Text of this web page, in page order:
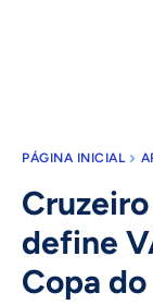
PÁGINA INICIAL
define
Copa